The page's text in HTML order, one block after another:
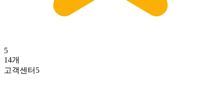
5
14개
고객센터 5